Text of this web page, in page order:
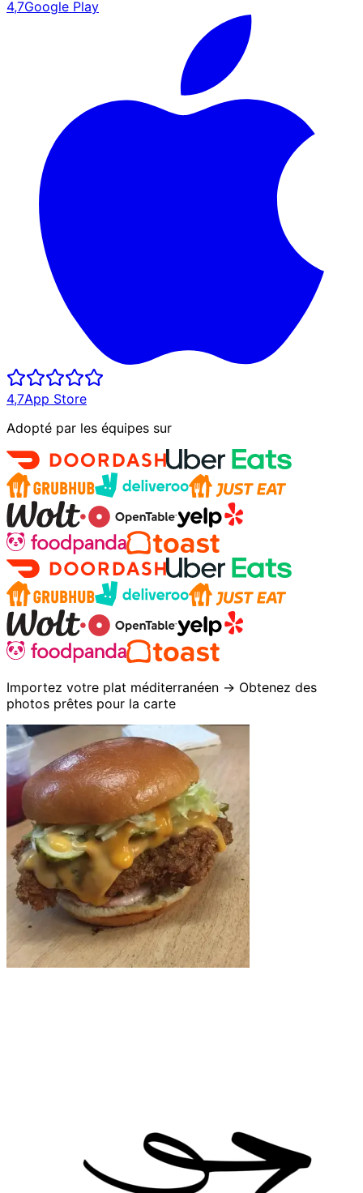
4,7Google Play
4,7App Store
Adopté par les équipes sur
Importez votre plat méditerranéen → Obtenez des
photos prêtes pour la carte